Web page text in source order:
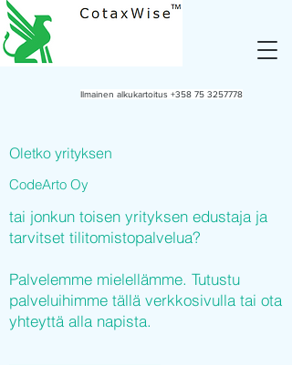
Ilmainen alkukartoitus +358 75 3257778
Oletko yrityksen
CodeArto Oy
tai jonkun toisen yrityksen edustaja ja
tarvitset tilitomistopalvelua?
Palvelemme mielellämme. Tutustu
palveluihimme tällä verkkosivulla tai ota
yhteyttä alla napista.